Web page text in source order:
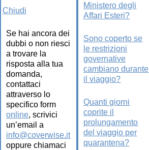
Chiudi
Se hai ancora dei
dubbi o non riesci
a trovare la
risposta alla tua
domanda,
contattaci
attraverso lo
specifico form
online, scrivici
un’email a
info@coverwise.it
oppure chiamaci
Ministero degli
Affari Esteri?
Sono coperto se
le restrizioni
governative
cambiano durante
il viaggio?
Quanti giorni
coprite il
prolungamento
del viaggio per
quarantena?